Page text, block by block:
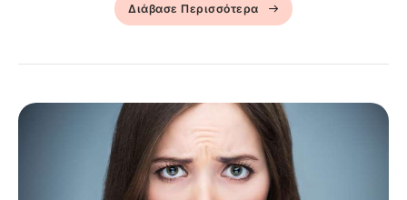
Διάβασε Περισσότερα